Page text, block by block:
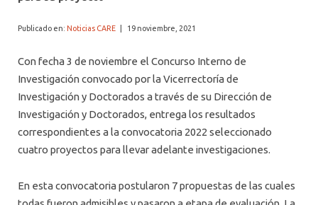
Publicado en: Noticias CARE 19 noviembre, 2021
Con fecha 3 de noviembre el Concurso Interno de
Investigación convocado por la Vicerrectoría de
Investigación y Doctorados a través de su Dirección de
Investigación y Doctorados, entrega los resultados
correspondientes a la convocatoria 2022 seleccionado
cuatro proyectos para llevar adelante investigaciones.
En esta convocatoria postularon 7 propuestas de las cuales